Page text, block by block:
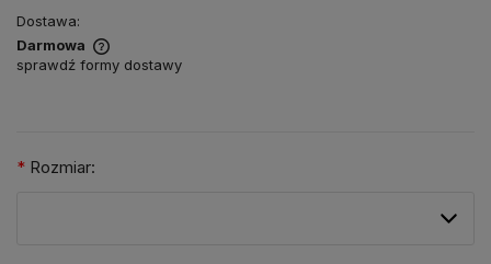
Dostawa:
Darmowa
sprawdź formy dostawy
* Rozmiar: